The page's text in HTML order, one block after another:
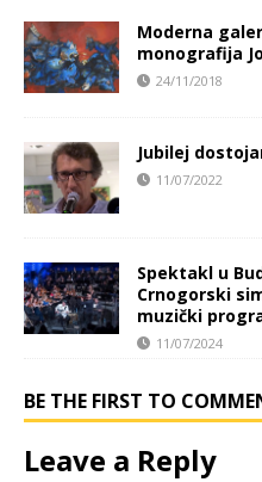
Moderna
monografija
24/11/2018
Jubilej
11/07/2022
Spektakl u
Crnogorski
muzički
11/07/2024
BE THE FIRST TO
Leave a Reply